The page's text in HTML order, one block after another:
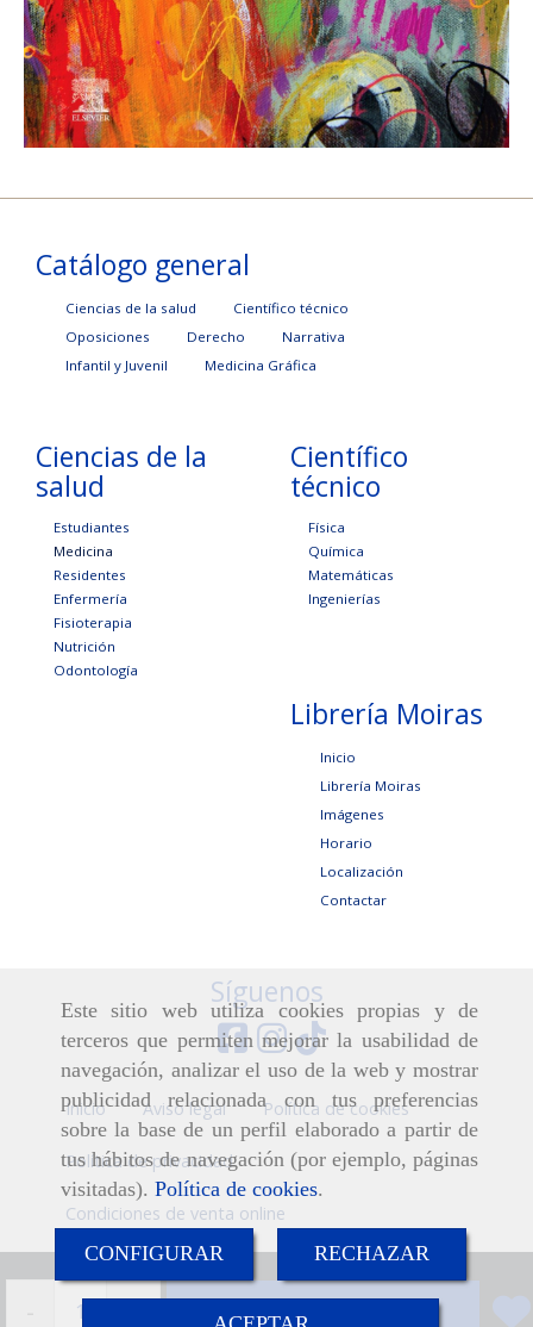
Este sitio web utiliza cookies propias y de
terceros que permiten mejorar la usabilidad de
navegación, analizar el uso de la web y mostrar
publicidad relacionada con tus preferencias
sobre la base de un perfil elaborado a partir de
tus hábitos de navegación (por ejemplo, páginas
visitadas). Política de cookies.
CONFIGURAR RECHAZAR
+
Catálogo general
Ciencias de la salud
Científico técnico
Oposiciones
Derecho
Narrativa
Infantil y Juvenil
Medicina Gráfica
Ciencias de la
salud
Estudiantes
Medicina
Residentes
Enfermería
Fisioterapia
Nutrición
Odontología
Científico
técnico
Física
Química
Matemáticas
Ingenierías
Librería Moiras
Inicio
Librería Moiras
Imágenes
Horario
Localización
Contactar
Síguenos
Inicio Aviso legal Política de cookies
Política de privacidad
Condiciones de venta online